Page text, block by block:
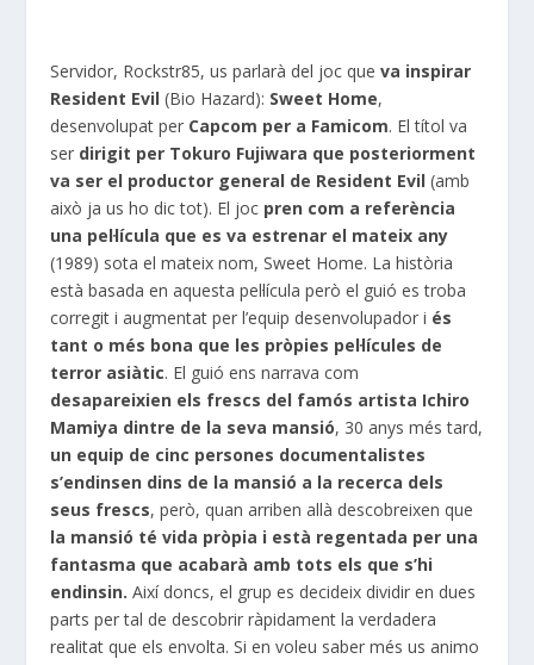
Servidor, Rockstr85, us parlarà del joc queva inspirar
Resident Evil (Bio Hazard): Sweet Home,
desenvolupat per Capcom per a Famicom. El títol va
ser dirigit per Tokuro Fujiwara que posteriorment
va ser el productor general de Resident Evil (amb
això ja us ho dic tot). El joc pren com a referència
una pel·lícula que es va estrenar el mateix any
(1989) sota el mateix nom,Sweet Home. La història
està basada en aquesta pel·lícula però el guió es troba
corregit i augmentat per l’equip desenvolupador i és
tant o més bona que les pròpies pel·lícules de
terror asiàtic. El guió ens narrava com
desapareixien els frescs del famós artista Ichiro
Mamiya dintre de la seva mansió, 30 anys més tard,
un equip de cinc persones documentalistes
s’endinsen dins de la mansió a la recerca dels
seus frescs, però, quan arriben allà descobreixen que
la mansió té vida pròpia i està regentada per una
fantasma que acabarà amb tots els que s’hi
endinsin.Així doncs, el grup es decideix dividir en dues
parts per tal de descobrir ràpidament la verdadera
realitat que els envolta. Si en voleu saber més us animo